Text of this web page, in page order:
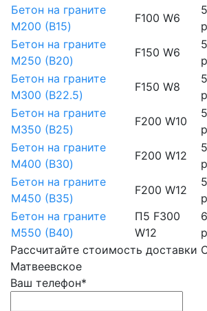
Бетон на граните
М200 (B15)
F100 W6
Бетон на граните
М250 (B20)
F150 W6
Бетон на граните
М300 (B22.5)
F150 W8
Бетон на граните
М350 (B25)
F200 W10
Бетон на граните
М400 (B30)
F200 W12
Бетон на граните
М450 (B35)
F200 W12
Бетон на граните
М550 (B40)
П5 F300
W12
Рассчитайте стоимость доставки
Матвеевское
Ваш телефон*